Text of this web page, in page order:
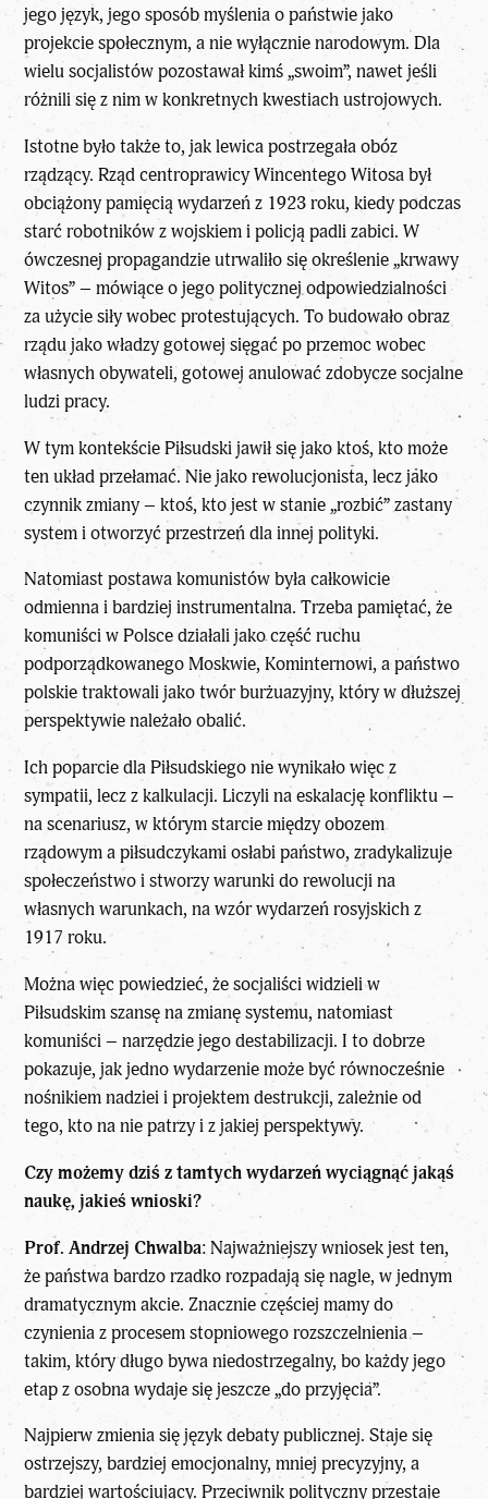
jego język, jego sposób myślenia o państwie jako
projekcie społecznym, a nie wyłącznie narodowym. Dla
wielu socjalistów pozostawał kimś „swoim”, nawet jeśli
różnili się z nim w konkretnych kwestiach ustrojowych.
Istotne było także to, jak lewica postrzegała obóz
rządzący. Rząd centroprawicy Wincentego Witosa był
obciążony pamięcią wydarzeń z 1923 roku, kiedy podczas
starć robotników z wojskiem i policją padli zabici. W
ówczesnej propagandzie utrwaliło się określenie „krwawy
Witos” – mówiące o jego politycznej odpowiedzialności
za użycie siły wobec protestujących. To budowało obraz
rządu jako władzy gotowej sięgać po przemoc wobec
własnych obywateli, gotowej anulować zdobycze socjalne
ludzi pracy.
W tym kontekście Piłsudski jawił się jako ktoś, kto może
ten układ przełamać. Nie jako rewolucjonista, lecz jako
czynnik zmiany – ktoś, kto jest w stanie „rozbić” zastany
system i otworzyć przestrzeń dla innej polityki.
Natomiast postawa komunistów była całkowicie
odmienna i bardziej instrumentalna. Trzeba pamiętać, że
komuniści w Polsce działali jako część ruchu
podporządkowanego Moskwie, Kominternowi, a państwo
polskie traktowali jako twór burżuazyjny, który w dłuższej
perspektywie należało obalić.
Ich poparcie dla Piłsudskiego nie wynikało więc z
sympatii, lecz z kalkulacji. Liczyli na eskalację konfliktu –
na scenariusz, w którym starcie między obozem
rządowym a piłsudczykami osłabi państwo, zradykalizuje
społeczeństwo i stworzy warunki do rewolucji na
własnych warunkach, na wzór wydarzeń rosyjskich z
1917 roku.
Można więc powiedzieć, że socjaliści widzieli w
Piłsudskim szansę na zmianę systemu, natomiast
komuniści – narzędzie jego destabilizacji. I to dobrze
pokazuje, jak jedno wydarzenie może być równocześnie
nośnikiem nadziei i projektem destrukcji, zależnie od
tego, kto na nie patrzy i z jakiej perspektywy.
Czy możemy dziś z tamtych wydarzeń wyciągnąć jakąś
naukę, jakieś wnioski?
Prof. Andrzej Chwalba: Najważniejszy wniosek jest ten,
że państwa bardzo rzadko rozpadają się nagle, w jednym
dramatycznym akcie. Znacznie częściej mamy do
czynienia z procesem stopniowego rozszczelnienia –
takim, który długo bywa niedostrzegalny, bo każdy jego
etap z osobna wydaje się jeszcze „do przyjęcia”.
Najpierw zmienia się język debaty publicznej. Staje się
ostrzejszy, bardziej emocjonalny, mniej precyzyjny, a
bardziej wartościujący. Przeciwnik polityczny przestaje